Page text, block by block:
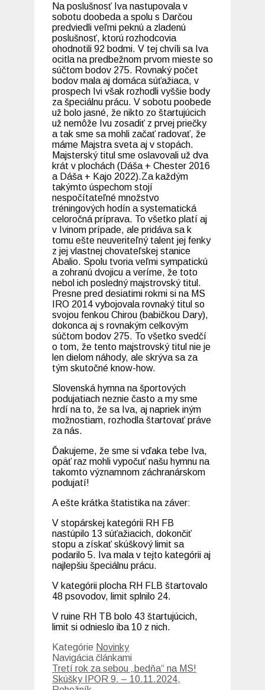
Na poslušnosť Iva nastupovala v
sobotu doobeda a spolu s Darčou
predviedli veľmi peknú a zladenú
poslušnosť, ktorú rozhodcovia
ohodnotili 92 bodmi. V tej chvíli sa Iva
ocitla na predbežnom prvom mieste so
súčtom bodov 275. Rovnaký počet
bodov mala aj domáca súťažiaca, v
prospech Ivi však rozhodli vyššie body
za špeciálnu prácu. V sobotu poobede
už bolo jasné, že nikto zo štartujúcich
už nemôže Ivu zosadiť z prvej priečky
a tak sme sa mohli začať radovať, že
máme Majstra sveta aj v stopách.
Majsterský titul sme oslavovali už dva
krát v plochách (Dáša + Chester 2016
a Dáša + Kajo 2022).Za každým
takýmto úspechom stojí
nespočítateľné množstvo
tréningových hodín a systematická
celoročná príprava. To všetko platí aj
v Ivinom prípade, ale pridáva sa k
tomu ešte neuveriteľný talent jej fenky
z jej vlastnej chovateľskej stanice
Abalio. Spolu tvoria veľmi sympatickú
a zohranú dvojicu a veríme, že toto
nebol ich posledný majstrovský titul.
Presne pred desiatimi rokmi si na MS
IRO 2014 vybojovala rovnaký titul so
svojou fenkou Chirou (babičkou Dary),
dokonca aj s rovnakým celkovým
súčtom bodov 275. To všetko svedčí
o tom, že tento majstrovský titul nie je
len dielom náhody, ale skrýva sa za
tým skutočné know-how.
Slovenská hymna na športových
podujatiach neznie často a my sme
hrdí na to, že sa Iva, aj napriek iným
možnostiam, rozhodla štartovať práve
za nás.
Ďakujeme, že sme si vďaka tebe Iva,
opäť raz mohli vypočuť našu hymnu na
takomto významnom záchranárskom
podujatí!
A ešte krátka štatistika na záver:
V stopárskej kategórii RH FB
nastúpilo 13 súťažiacich, dokončiť
stopu a získať skúškový limit sa
podarilo 5. Iva mala v tejto kategórii aj
najlepšiu špeciálnu prácu.
V kategórii plocha RH FLB štartovalo
48 psovodov, limit splnilo 24.
V ruine RH TB bolo 43 štartujúcich,
limit si odnieslo iba 10 z nich.
Kategórie Novinky
Navigácia článkami
Tretí rok za sebou „bedňa“ na MS!
Skúšky IPOR 9. – 10.11.2024,